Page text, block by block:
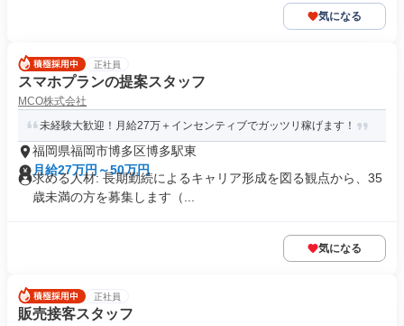
気になる
正社員
スマホプランの提案スタッフ
MCO株式会社
未経験大歓迎！月給27万＋インセンティブでガッツリ稼げます！
福岡県福岡市博多区博多駅東
月給27万円～50万円
求める人材: 長期勤続によるキャリア形成を図る観点から、35
歳未満の方を募集します（...
気になる
正社員
販売接客スタッフ